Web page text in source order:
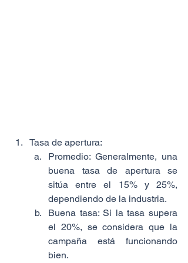
Tasa de apertura:
Promedio: Generalmente, una
buena tasa de apertura se
sitúa entre el 15% y 25%,
dependiendo de la industria.
Buena tasa: Si la tasa supera
el 20%, se considera que la
campaña está funcionando
bien.